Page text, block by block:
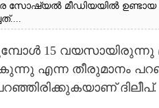
സോഷ്യൽ മീഡിയയിൽ
15 വയസായിരുന്നു
എന്ന തീരുമാനം